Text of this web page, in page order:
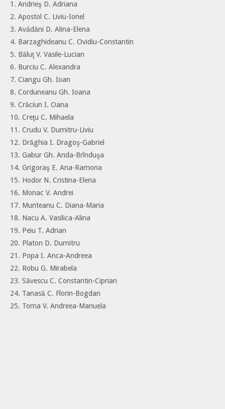
1. Andrieş D. Adriana
2. Apostol C. Liviu-Ionel
3. Avădăni D. Alina-Elena
4. Barzaghideanu C. Ovidiu-Constantin
5. Băluţ V. Vasile-Lucian
6. Burciu C. Alexandra
7. Ciangu Gh. Ioan
8. Corduneanu Gh. Ioana
9. Crăciun I. Oana
10. Creţu C. Mihaela
11. Crudu V. Dumitru-Liviu
12. Drăghia I. Dragoş-Gabriel
13. Gabur Gh. Anda-Brînduşa
14. Grigoraş E. Ana-Ramona
15. Hodor N. Cristina-Elena
16. Monac V. Andrei
17. Munteanu C. Diana-Maria
18. Nacu A. Vasilica-Alina
19. Peiu T. Adrian
20. Platon D. Dumitru
21. Popa I. Anca-Andreea
22. Robu G. Mirabela
23. Săvescu C. Constantin-Ciprian
24. Tanasă C. Florin-Bogdan
25. Toma V. Andreea-Manuela